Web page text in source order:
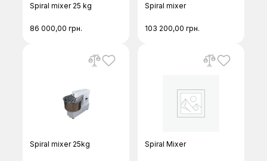
Spiral mixer 25 kg
86 000,00грн.
Spiral mixer
103 200,00грн.
Spiral mixer 25kg Spiral Mixer